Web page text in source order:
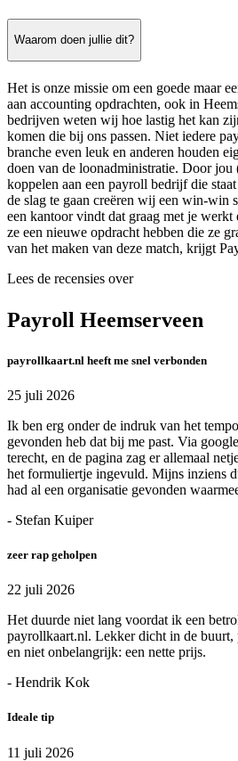
Waarom doen jullie dit?
Het is onze missie om een goede maar
aan accounting opdrachten, ook in
bedrijven weten wij hoe lastig het kan
komen die bij ons passen. Niet iedere
branche even leuk en anderen houden
doen van de loonadministratie. Door jou
koppelen aan een payroll bedrijf die
de slag te gaan creëren wij een win-win
een kantoor vindt dat graag met je
ze een nieuwe opdracht hebben die ze
van het maken van deze match, krijgt
Lees de recensies over
Payroll Heemserveen
payrollkaart.nl heeft me snel verbonden
25 juli 2026
Ik ben erg onder de indruk van het
gevonden heb dat bij me past. Via
terecht, en de pagina zag er allemaal
het formuliertje ingevuld. Mijns inziens
had al een organisatie gevonden
- Stefan Kuiper
zeer rap geholpen
22 juli 2026
Het duurde niet lang voordat ik een
payrollkaart.nl. Lekker dicht in de buurt,
en niet onbelangrijk: een nette prijs.
- Hendrik Kok
Ideale tip
11 juli 2026